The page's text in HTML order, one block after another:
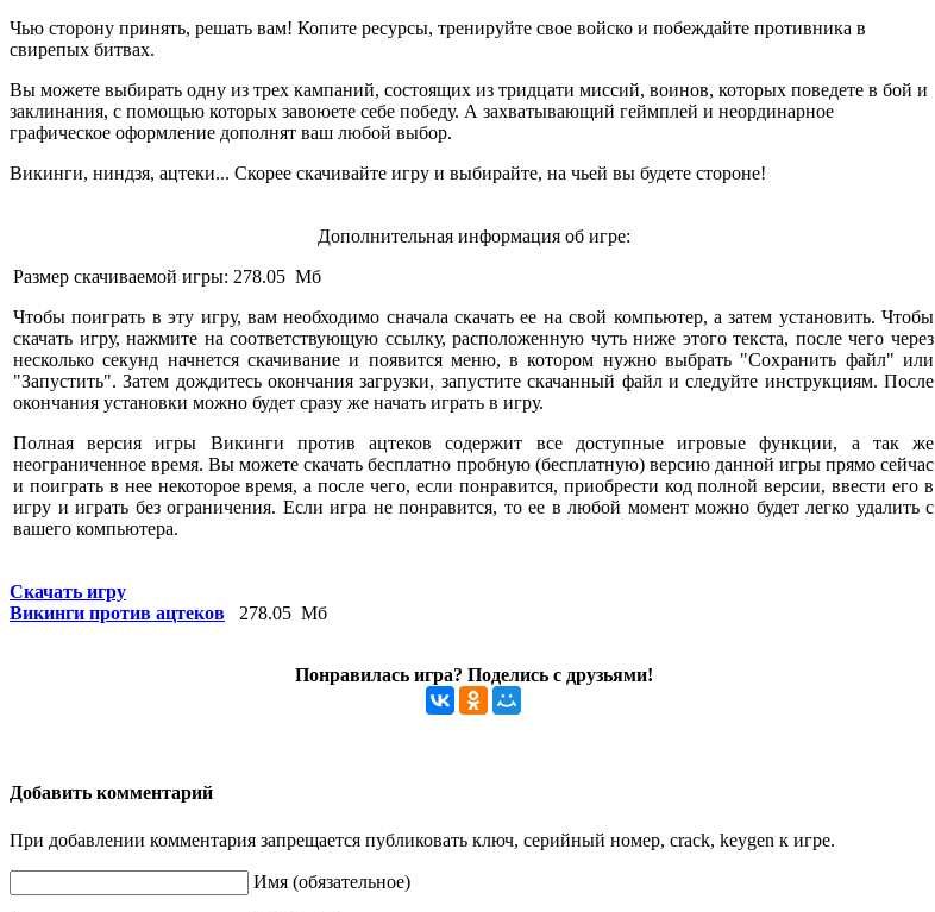
Чью сторону принять, решать вам! Копите ресурсы, тренируйте свое войско и побеждайте противника в
свирепых битвах.
Вы можете выбирать одну из трех кампаний, состоящих из тридцати миссий, воинов, которых поведете в бой и
заклинания, с помощью которых завоюете себе победу. А захватывающий геймплей и неординарное
графическое оформление дополнят ваш любой выбор.
Викинги, ниндзя, ацтеки... Скорее скачивайте игру и выбирайте, на чьей вы будете стороне!
Дополнительная информация об игре:
Размер скачиваемой игры: 278.05 Мб
Чтобы поиграть в эту игру, вам необходимо сначала скачать ее на свой компьютер, а затем установить. Чтобы
скачать игру, нажмите на соответствующую ссылку, расположенную чуть ниже этого текста, после чего через
несколько секунд начнется скачивание и появится меню, в котором нужно выбрать "Сохранить файл" или
"Запустить". Затем дождитесь окончания загрузки, запустите скачанный файл и следуйте инструкциям. После
окончания установки можно будет сразу же начать играть в игру.
Полная версия игры Викинги против ацтеков содержит все доступные игровые функции, а так же
неограниченное время. Вы можете скачать бесплатно пробную (бесплатную) версию данной игры прямо сейчас
и поиграть в нее некоторое время, а после чего, если понравится, приобрести код полной версии, ввести его в
игру и играть без ограничения. Если игра не понравится, то ее в любой момент можно будет легко удалить с
вашего компьютера.
Скачать игру
Викинги против ацтеков 278.05 Мб
Понравилась игра? Поделись с друзьями!
Добавить комментарий
При добавлении комментария запрещается публиковать ключ, серийный номер, crack, keygen к игре.
Имя (обязательное)